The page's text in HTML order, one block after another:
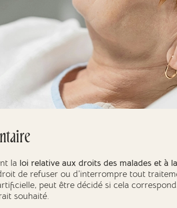
la loi relative aux droits des malades et à
de refuser ou d’interrompre tout
peut être décidé si cela
souhaité.